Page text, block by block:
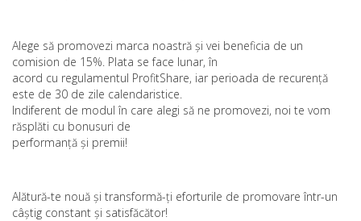
Alege să promovezi marca noastră și vei beneficia de un
comision de 15%. Plata se face lunar, în
acord cu regulamentul ProfitShare, iar perioada de recurență
este de 30 de zile calendaristice.
Indiferent de modul în care alegi să ne promovezi, noi te vom
răsplăti cu bonusuri de
performanță și premii!
Alătură-te nouă și transformă-ți eforturile de promovare într-un
câștig constant și satisfăcător!